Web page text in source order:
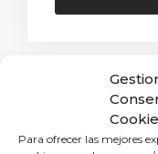
Para ofrecer las mejores